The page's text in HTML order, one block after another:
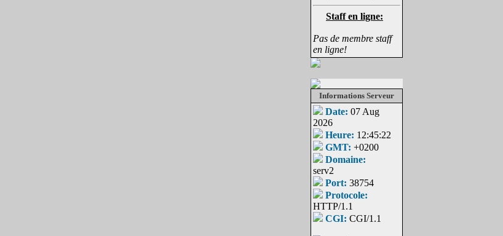
Staff en ligne:
Pas de membre staff
en ligne!
Informations Serveur
Date: 07 Aug
2026
Heure: 12:45:22
GMT: +0200
Domaine:
serv2
Port: 38754
Protocole:
HTTP/1.1
CGI: CGI/1.1